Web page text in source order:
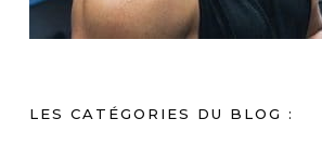
LES CATÉGORIES DU BLOG :